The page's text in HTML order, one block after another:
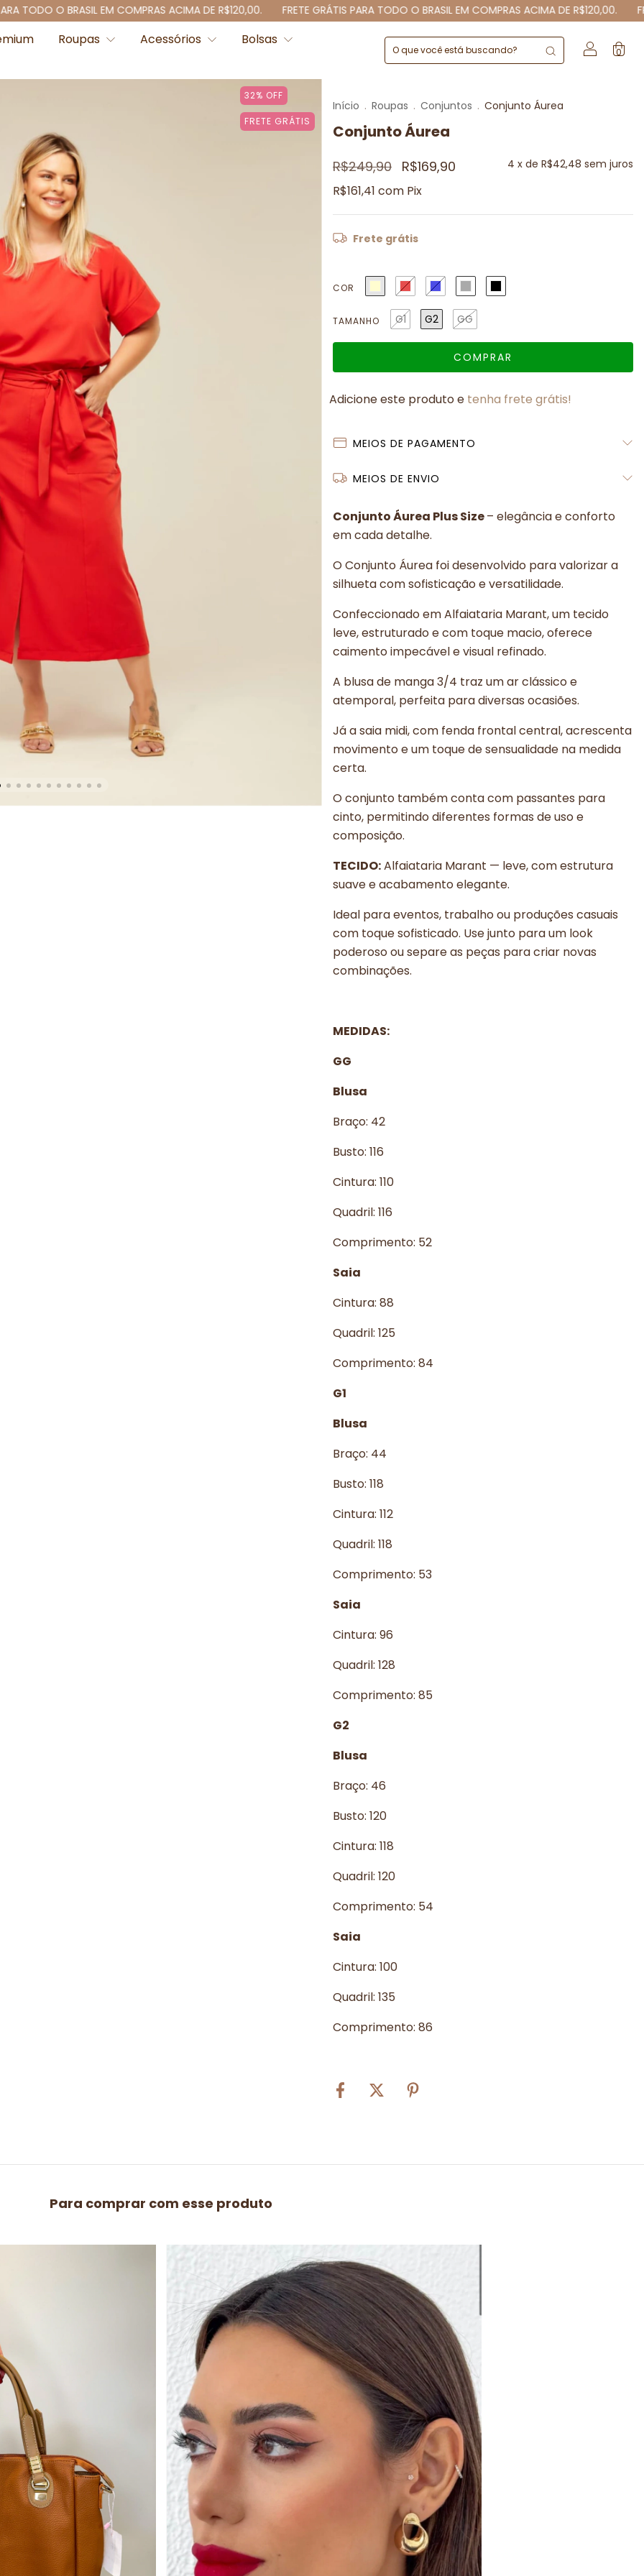
EM COMPRAS ACIMA DE R$120,00. FRETE GRÁTIS PARA TODO O BRASIL EM COMPRAS ACIMA DE R$120,00. FRETE GRÁTIS
Roupas Acessórios Bolsas
0
32% OFF
FRETE GRÁTIS
Início . Roupas . Conjuntos . Conjunto Áurea
Conjunto Áurea
R$249,90 R$169,90 4 x de R$42,48 sem juros
R$161,41 com Pix
Frete grátis
COR
TAMANHO G1 G2 GG
Adicione este produto e tenha frete grátis!
MEIOS DE PAGAMENTO
MEIOS DE ENVIO
Conjunto Áurea Plus Size– elegância e conforto
em cada detalhe.
O Conjunto Áurea foi desenvolvido para valorizar a
silhueta com sofisticação e versatilidade.
Confeccionado em Alfaiataria Marant, um tecido
leve, estruturado e com toque macio, oferece
caimento impecável e visual refinado.
A blusa de manga 3/4 traz um ar clássico e
atemporal, perfeita para diversas ocasiões.
Já a saia midi, com fenda frontal central, acrescenta
movimento e um toque de sensualidade na medida
certa.
O conjunto também conta com passantes para
cinto, permitindo diferentes formas de uso e
composição.
TECIDO:Alfaiataria Marant — leve, com estrutura
suave e acabamento elegante.
Ideal para eventos, trabalho ou produções casuais
com toque sofisticado. Use junto para um look
poderoso ou separe as peças para criar novas
combinações.
MEDIDAS:
GG
Blusa
Braço: 42
Busto: 116
Cintura: 110
Quadril: 116
Comprimento: 52
Saia
Cintura: 88
Quadril: 125
Comprimento: 84
G1
Blusa
Braço: 44
Busto: 118
Cintura: 112
Quadril: 118
Comprimento: 53
Saia
Cintura: 96
Quadril: 128
Comprimento: 85
G2
Blusa
Braço: 46
Busto: 120
Cintura: 118
Quadril: 120
Comprimento: 54
Saia
Cintura: 100
Quadril: 135
Comprimento: 86
Para comprar com esse produto